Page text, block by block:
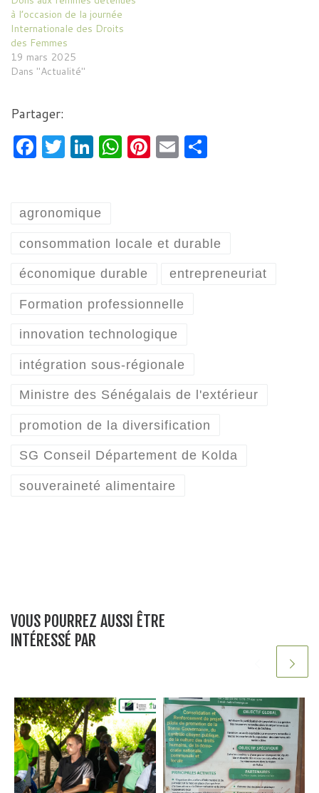
à l’occasion de la journée
Internationale des Droits
des Femmes
19 mars 2025
Dans "Actualité"
Partager:
F
a
e
b
o
k
T
w
er
Li
n
e
dI
n
W
h
A
p
p
Pi
nt
t
E
m
er
agronomique
consommation locale et durable
économique durable entrepreneuriat
Formation professionnelle
innovation technologique
intégration sous-régionale
Ministre des Sénégalais de l'extérieur
promotion de la diversification
SG Conseil Département de Kolda
souveraineté alimentaire
VOUS POURREZ AUSSI ÊTRE
INTÉRESSÉ PAR